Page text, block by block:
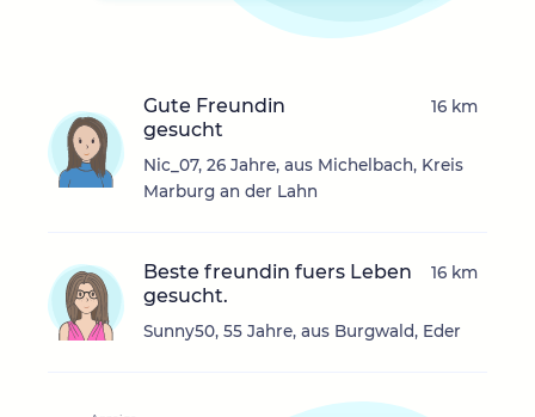
Gute Freundin
gesucht
Nic_07, 26 Jahre, aus Michelbach, Kreis
Marburg an der Lahn
16 km
Beste freundin fuers Leben
gesucht.
Sunny50, 55 Jahre, aus Burgwald, Eder
16 km